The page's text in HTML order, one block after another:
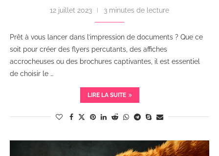
12 juillet 2023 3 minutes de lecture
Prêt à vous lancer dans l’impression de documents ? Que ce
soit pour créer des flyers percutants, des affiches
accrocheuses ou des brochures captivantes, il est essentiel
de choisir le …
LIRE LA SUITE